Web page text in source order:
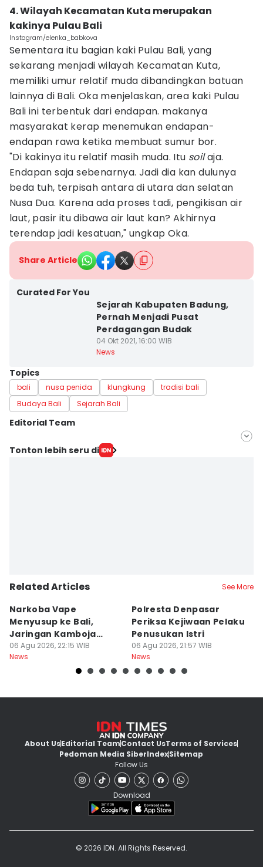
4. Wilayah Kecamatan Kuta merupakan
kakinya Pulau Bali
Instagram/elenka_babkova
Sementara itu bagian kaki Pulau Bali, yang
sekarang menjadi wilayah Kecamatan Kuta,
memiliki umur relatif muda dibandingkan batuan
lainnya di Bali. Oka menjelaskan, area kaki Pulau
Bali ini terbentuk dari endapan. makanya
masyarakat kerap menemukan endapan-
endapan rawa ketika membuat sumur bor.
"Di kakinya itu relatif masih muda. Itu soilaja.
Endapan saja sebenarnya. Jadi dia kan dulunya
beda tuh, terpisah antara di utara dan selatan
Nusa Dua. Karena ada proses tadi, pengikisan air
laut, pasir itu dibawa air laut kan? Akhirnya
terendap jadi kesatuan," ungkap Oka.
Share Article
Curated For You
Sejarah Kabupaten Badung,
Pernah Menjadi Pusat
Perdagangan Budak
04 Okt 2021, 16:00 WIB
News
Topics
bali nusa penida klungkung
tradisi bali
Budaya Bali
Sejarah Bali
Editorial Team
Editor
Tonton lebih seru di
Related Articles See More
Narkoba Vape
Menyusup ke Bali,
Jaringan Kamboja
Terbongkar
06 Agu 2026, 22:15 WIB
News
Polresta Denpasar
Periksa Kejiwaan Pelaku
Penusukan Istri
06 Agu 2026, 21:57 WIB
News
About UsEditorial TeamContact UsTerms of Services
Pedoman Media SiberIndexSitemap
Follow Us
Download
© 2026 IDN. All Rights Reserved.